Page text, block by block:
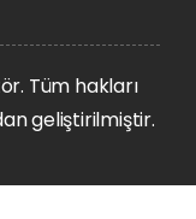
Tüm hakları
geliştirilmiştir.